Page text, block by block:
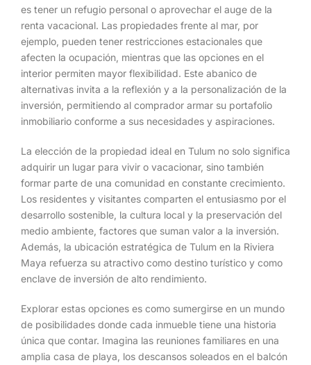
es tener un refugio personal o aprovechar el auge de la
renta vacacional. Las propiedades frente al mar, por
ejemplo, pueden tener restricciones estacionales que
afecten la ocupación, mientras que las opciones en el
interior permiten mayor flexibilidad. Este abanico de
alternativas invita a la reflexión y a la personalización de la
inversión, permitiendo al comprador armar su portafolio
inmobiliario conforme a sus necesidades y aspiraciones.
La elección de la propiedad ideal en Tulum no solo significa
adquirir un lugar para vivir o vacacionar, sino también
formar parte de una comunidad en constante crecimiento.
Los residentes y visitantes comparten el entusiasmo por el
desarrollo sostenible, la cultura local y la preservación del
medio ambiente, factores que suman valor a la inversión.
Además, la ubicación estratégica de Tulum en la Riviera
Maya refuerza su atractivo como destino turístico y como
enclave de inversión de alto rendimiento.
Explorar estas opciones es como sumergirse en un mundo
de posibilidades donde cada inmueble tiene una historia
única que contar. Imagina las reuniones familiares en una
amplia casa de playa, los descansos soleados en el balcón